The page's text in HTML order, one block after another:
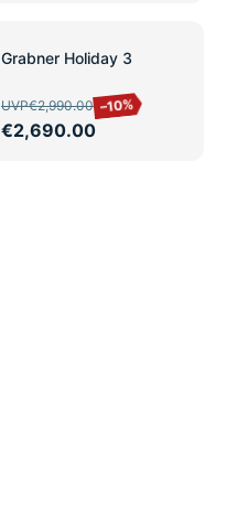
SALE
Grabner Holiday 3
UVP€2,990.00 –10%
€2,690.00